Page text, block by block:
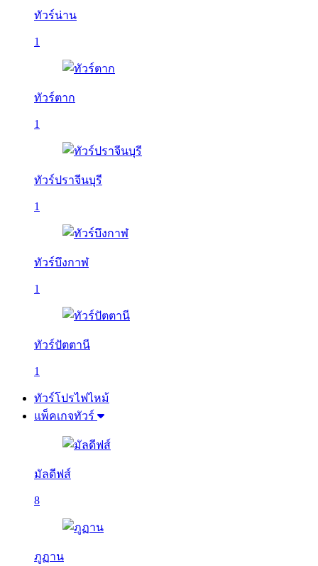
ทัวร์น่าน
1
ทัวร์ตาก
1
ทัวร์ปราจีนบุรี
1
ทัวร์บึงกาฬ
1
ทัวร์ปัตตานี
1
ทัวร์โปรไฟไหม้
แพ็คเกจทัวร์
มัลดีฟส์
8
ภูฏาน